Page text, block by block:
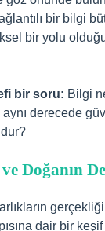
bir bilgi
bir yolu
bir soru: Bilgi
derecede
Doğanın
dair bir